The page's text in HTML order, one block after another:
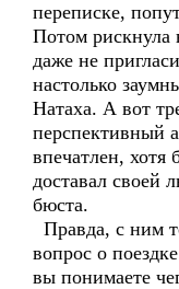
переписке,
Потом рискнула
даже не
настолько
Натаха. А вот
перспективный
впечатлен, хотя
доставал своей
бюста.
Правда, с ним
вопрос о
вы понимаете